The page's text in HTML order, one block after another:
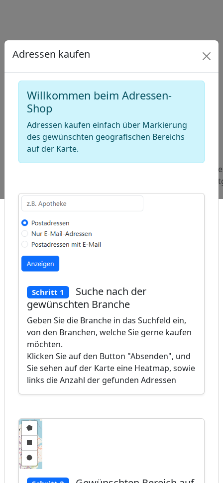
Anbieter
Adressen kaufen
Willkommen beim Adressen-
Shop
Adressen kaufen einfach über Markierung
des gewünschten geografischen Bereichs
auf der Karte.
Schritt 1
Suche nach der
gewünschten Branche
Geben Sie die Branche in das Suchfeld ein,
von den Branchen, welche Sie gerne kaufen
möchten.
Klicken Sie auf den Button "Absenden", und
Sie sehen auf der Karte eine Heatmap, sowie
links die Anzahl der gefunden Adressen